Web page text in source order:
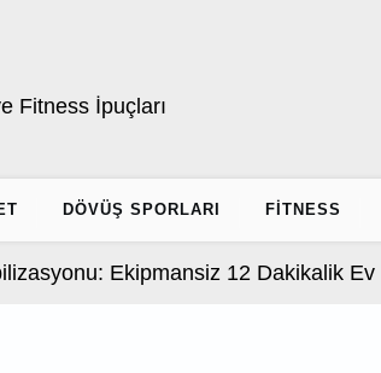
Fitness İpuçları
DÖVÜŞ SPORLARI FITNESS
Ekipmansiz 12 Dakikalik Ev Rutini |